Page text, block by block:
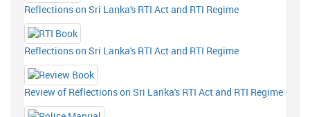
Reflections on Sri Lanka's RTI Act and RTI Regime
Reflections on Sri Lanka's RTI Act and RTI Regime
Review of Reflections on Sri Lanka's RTI Act and RTI Regime